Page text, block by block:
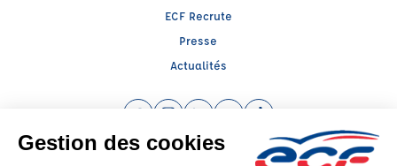
ECF Recrute
Presse
Actualités
Instagram (nouvelle fenêtre)
LinkedIn (nouvelle fenêtre)
YouTube (nouvelle fenêtre)
TikTok (nouvelle
Raison sociale : DRIVE FORMATION - Capital social: 50000€